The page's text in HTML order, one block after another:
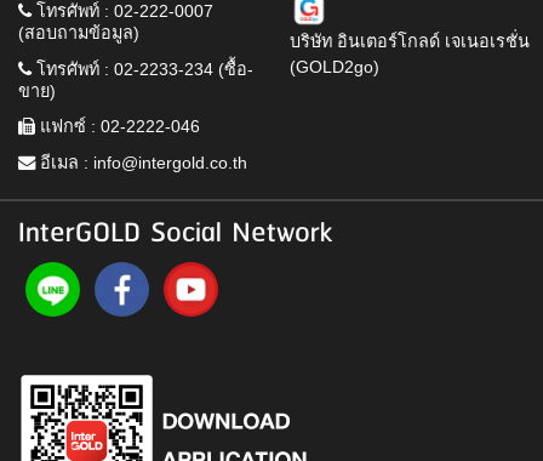
โทรศัพท์ : 02-222-0007
(สอบถามข้อมูล)
โทรศัพท์ : 02-2233-234 (ซื้อ-
ขาย)
แฟกซ์ : 02-2222-046
อีเมล : info@intergold.co.th
บริษัท อินเตอร์โกลด์ เจเนอเรชั่น
(GOLD2go)
InterGOLD Social Network